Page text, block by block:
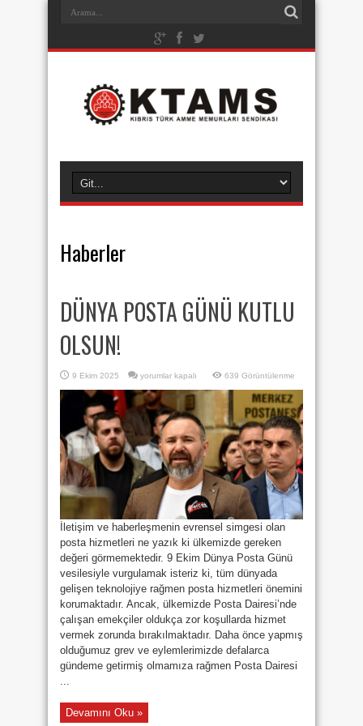
Haberler
DÜNYA POSTA GÜNÜ KUTLU
OLSUN!
9 Ekim 2025
DÜNYA
GÜNÜ
KUTLU
OLSUN!
için
yorumlar kapalı 639 Görüntülenme
İletişim ve haberleşmenin evrensel simgesi olan
posta hizmetleri ne yazık ki ülkemizde gereken
değeri görmemektedir. 9 Ekim Dünya Posta Günü
vesilesiyle vurgulamak isteriz ki, tüm dünyada
gelişen teknolojiye rağmen posta hizmetleri önemini
korumaktadır. Ancak, ülkemizde Posta Dairesi’nde
çalışan emekçiler oldukça zor koşullarda hizmet
vermek zorunda bırakılmaktadır. Daha önce yapmış
olduğumuz grev ve eylemlerimizde defalarca
gündeme getirmiş olmamıza rağmen Posta Dairesi
...
Devamını Oku »